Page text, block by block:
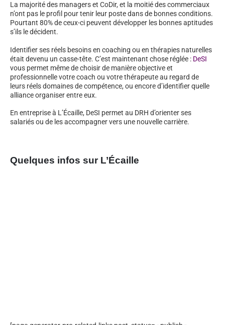
La majorité des managers et CoDir, et la moitié des commerciaux
n’ont pas le profil pour tenir leur poste dans de bonnes conditions.
Pourtant 80% de ceux-ci peuvent développer les bonnes aptitudes
s’ils le décident.
Identifier ses réels besoins en coaching ou en thérapies naturelles
était devenu un casse-tête. C’est maintenant chose réglée : DeSI
vous permet même de choisir de manière objective et
professionnelle votre coach ou votre thérapeute au regard de
leurs réels domaines de compétence, ou encore d’identifier quelle
alliance organiser entre eux.
En entreprise à L’Écaille, DeSI permet au DRH d’orienter ses
salariés ou de les accompagner vers une nouvelle carrière.
Quelques infos sur L’Écaille